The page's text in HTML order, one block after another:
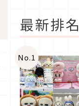
最新排名
No.1